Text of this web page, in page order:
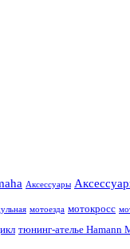
Аксессуары
мотоезда мотокросс
тюнинг-ателье Hamann